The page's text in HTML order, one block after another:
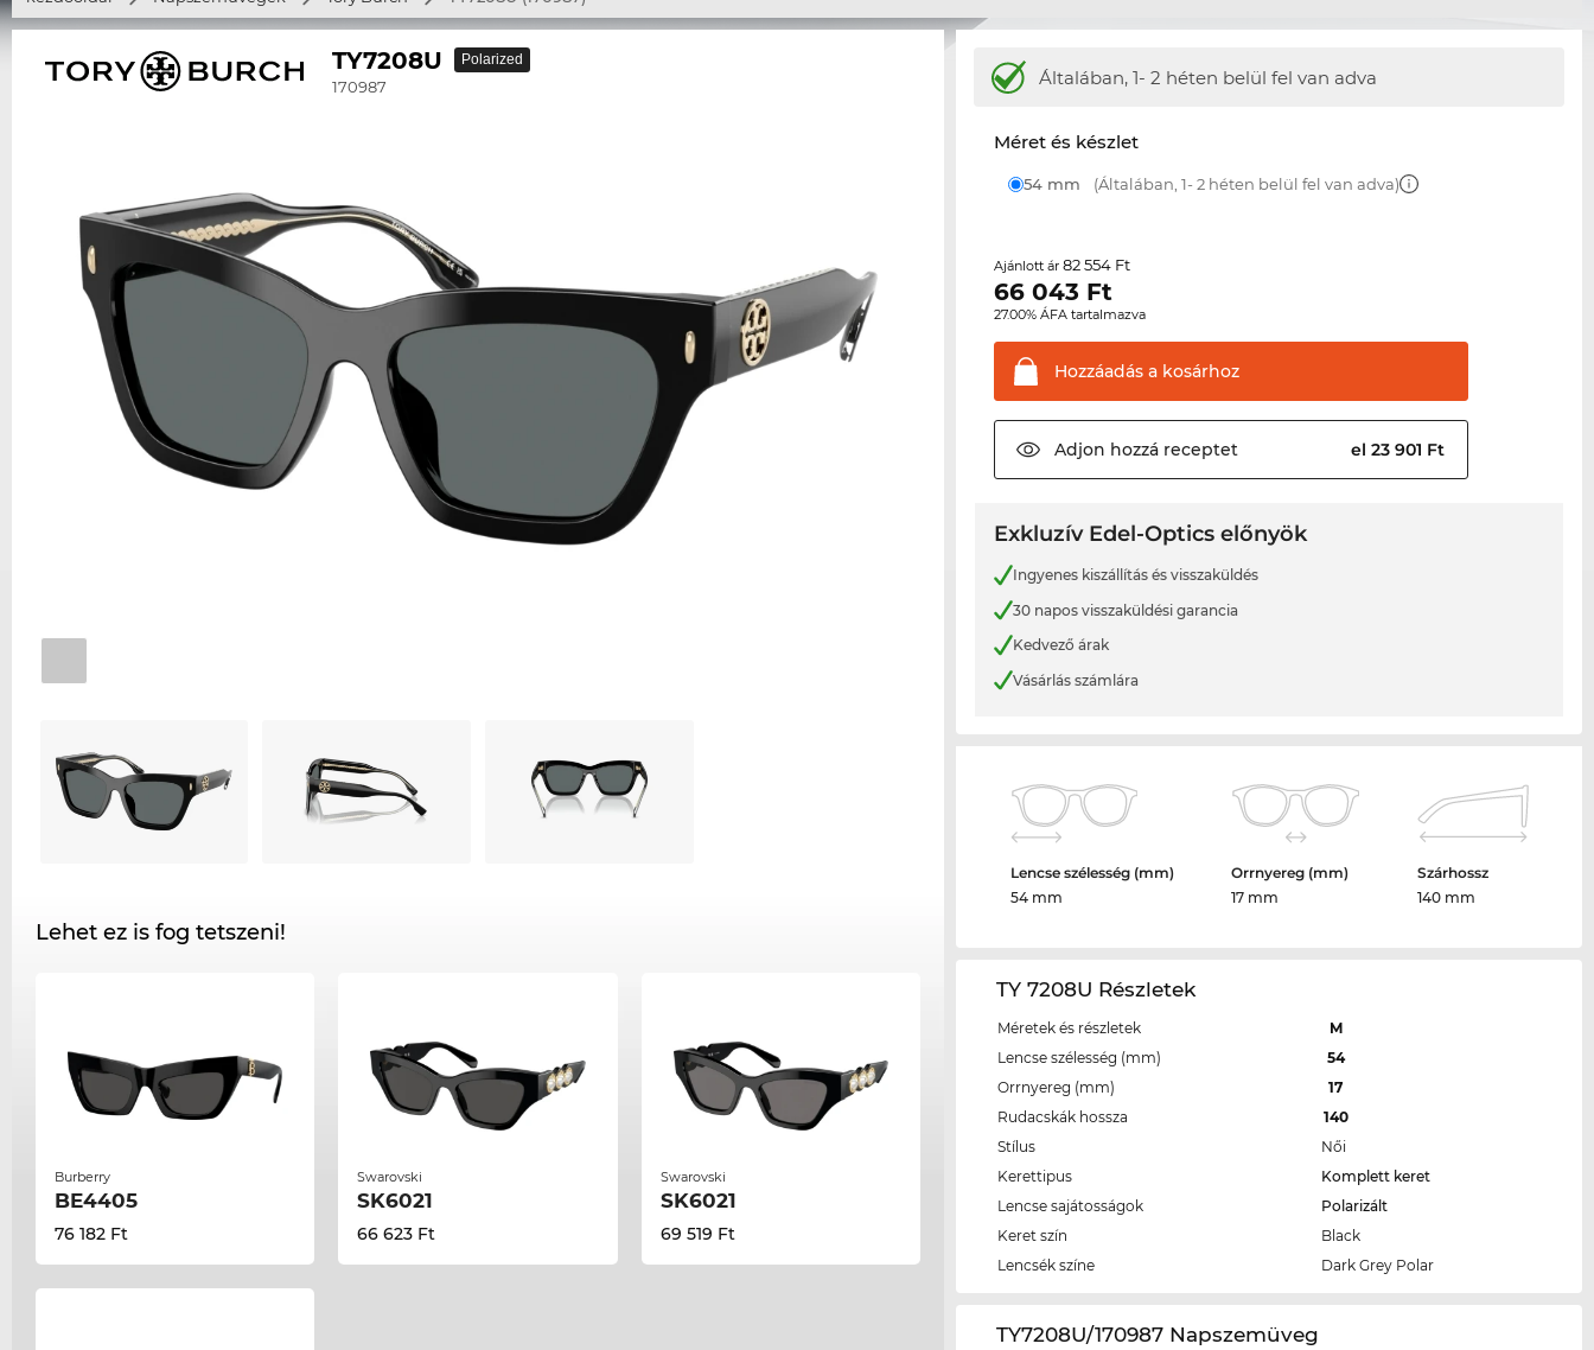
TY7208U
170987
Polarized
Lehet ez is fog tetszeni!
Burberry
BE4405
76 182 Ft
Swarovski
SK6021
66 623 Ft
Swarovski
SK6021
69 519 Ft
Általában, 1- 2 héten belül fel van adva
Méret és készlet
54 mm (Általában, 1- 2 héten belül fel van adva)
Ajánlott ár82 554 Ft
66 043 Ft
27.00% ÁFA tartalmazva
Hozzáadás a kosárhoz
Adjon hozzá receptet el 23 901 Ft
Exkluzív Edel-Optics előnyök
Ingyenes kiszállítás és visszaküldés
30 napos visszaküldési garancia
Kedvező árak
Vásárlás számlára
Lencse szélesség (mm)
54 mm
Orrnyereg (mm)
17 mm
Szárhossz
140 mm
TY 7208U Részletek
Méretek és részletek
M
Lencse szélesség (mm)
54
Orrnyereg (mm)
17
Rudacskák hossza
140
Stílus
Női
Kerettipus
Komplett keret
Lencse sajátosságok
Polarizált
Keret szín
Black
Lencsék színe
Dark Grey Polar
‌TY7208U/170987 Napszemüveg